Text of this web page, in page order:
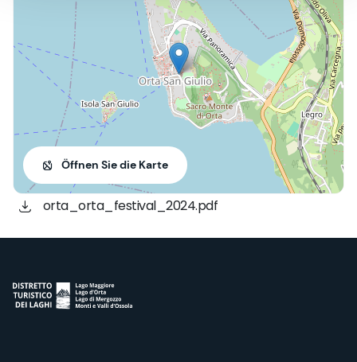
Öffnen Sie die Karte
orta_orta_festival_2024.pdf